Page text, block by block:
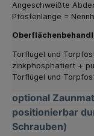
Angeschweißte
Pfostenlänge =
Torflügel und
zinkphosphatiert +
Torflügel und
optional
positionierbar
Schrauben)